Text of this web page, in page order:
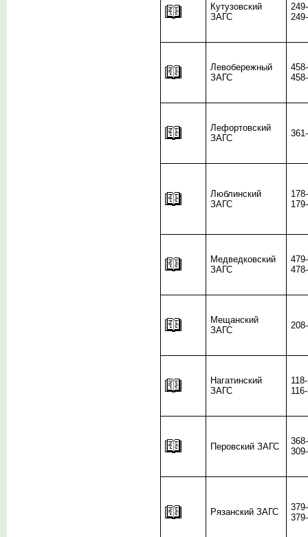
Кутузовский
ЗАГС
Левобережный
ЗАГС
Лефортовский
ЗАГС
Люблинский
ЗАГС
Медведковский
ЗАГС
Мещанский
ЗАГС
Нагатинский
ЗАГС
Перовский ЗАГС
Рязанский ЗАГС